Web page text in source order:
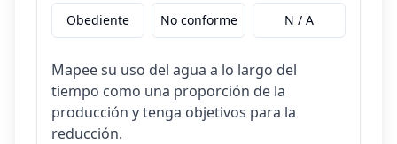
Obediente No conforme N / A
Mapee su uso del agua a lo largo del
tiempo como una proporción de la
producción y tenga objetivos para la
reducción.